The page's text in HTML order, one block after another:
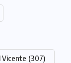
Vicente (307)